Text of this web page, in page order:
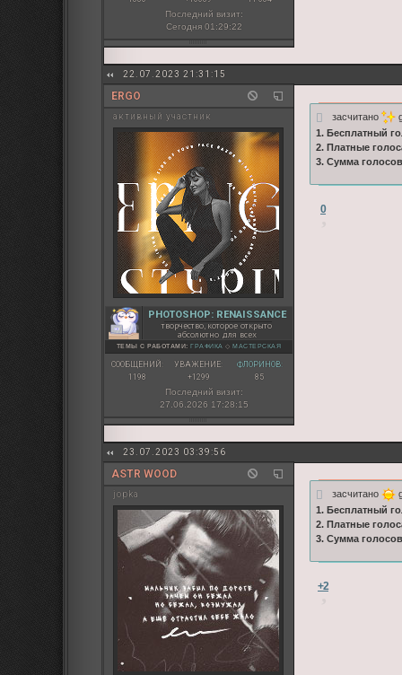
Последний визит:
Сегодня 01:29:22
22.07.2023 21:31:15
ERGO
активный участник
PHOTOSHOP: RENAISSANCE
творчество, которое открыто
абсолютно для всех
ТЕМЫ С РАБОТАМИ: ГРАФИКА ◇ МАСТЕРСКАЯ
СООБЩЕНИЙ:
1198
УВАЖЕНИЕ:
+1299
ФЛОРИНОВ:
85
Последний визит:
27.06.2026 17:28:15
засчитано
1. Бесплатный
2. Платные
3. Сумма
0
23.07.2023 03:39:56
ASTR WOOD
jopka засчитано
1. Бесплатный
2. Платные
3. Сумма
+2